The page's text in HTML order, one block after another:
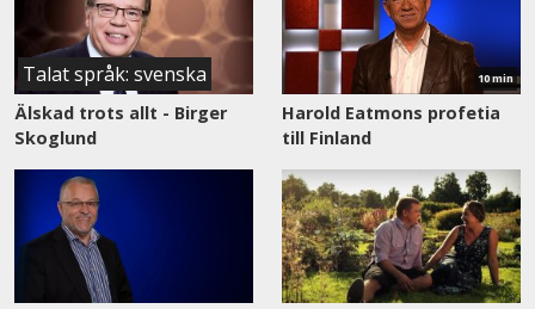
Talat språk: svenska
Älskad trots allt - Birger
Skoglund
10 min
Harold Eatmons profetia
till Finland